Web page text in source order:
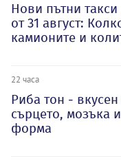
Нови пътни
от 31 август:
камионите и
22 часа
Риба тон -
сърцето, мозъка
форма